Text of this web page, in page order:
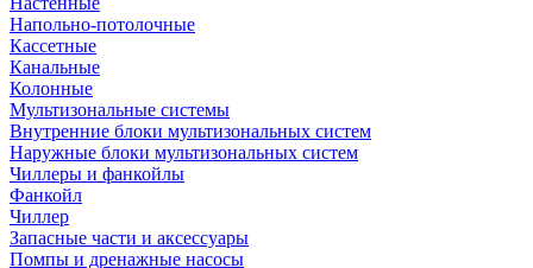
Напольно-потолочные
Кассетные
Канальные
Колонные
Мультизональные системы
Внутренние блоки мультизональных систем
Наружные блоки мультизональных систем
Чиллеры и фанкойлы
Фанкойл
Чиллер
Запасные части и аксессуары
Помпы и дренажные насосы